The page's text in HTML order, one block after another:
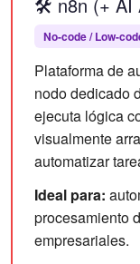
No-code / Low-
Plataforma de
nodo dedicado
ejecuta lógica
visualmente
automatizar
Ideal para:
procesamiento
empresariales.